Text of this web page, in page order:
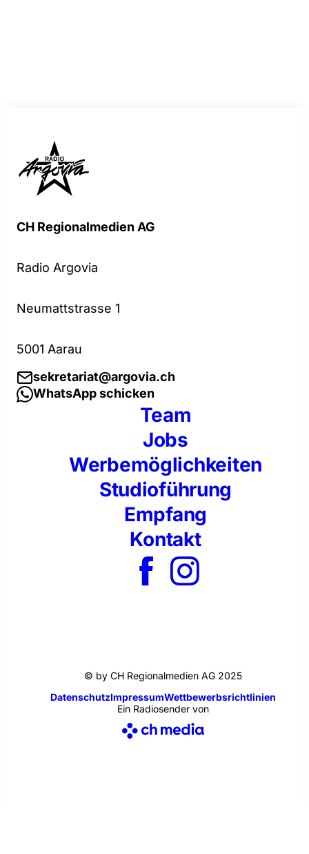
CH Regionalmedien AG
Radio Argovia
Neumattstrasse 1
5001 Aarau
sekretariat@argovia.ch
WhatsApp schicken
Team
Jobs
Werbemöglichkeiten
Studioführung
Empfang
Kontakt
© by CH Regionalmedien AG 2025
DatenschutzImpressumWettbewerbsrichtlinien
Ein Radiosender von